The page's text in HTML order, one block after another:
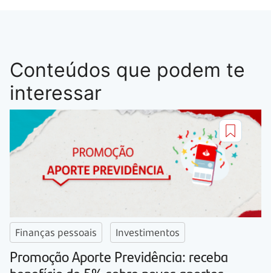
Conteúdos que podem te
interessar
Finanças pessoais Investimentos
Promoção Aporte Previdência: receba